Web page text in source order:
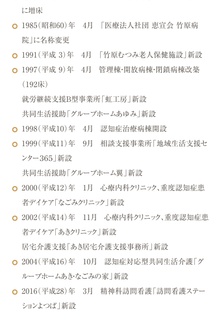
に増床
1985（昭和60）年 4月
「医療法人社団 恵宣会 竹原病
院」に名称変更
1991（平成 3）年 4月
「竹原むつみ老人保健施設」新設
1997（平成 9）年 4月
管理棟・開放病棟・閉鎖病棟改築
（192床）
就労継続支援B型事業所「虹工房」新設
共同生活援助「グループホームあゆみ」新設
1998（平成10）年 4月
認知症治療病棟開設
1999（平成11）年 9月
相談支援事業所「地域生活支援セ
ンター３６５」新設
共同生活援助「グループホーム翼」新設
2000（平成12）年 1月
心療内科クリニック、重度認知症患
者デイケア「なごみクリニック」新設
2002（平成14）年 11月
心療内科クリニック、重度認知症患
者デイケア「あきクリニック」新設
居宅介護支援「あき居宅介護支援事務所」新設
2004（平成16）年 10月
認知症対応型共同生活介護「グ
ループホームあき・なごみの家」新設
2016（平成28）年 3月
精神科訪問看護「訪問看護ステー
ションよつば」新設